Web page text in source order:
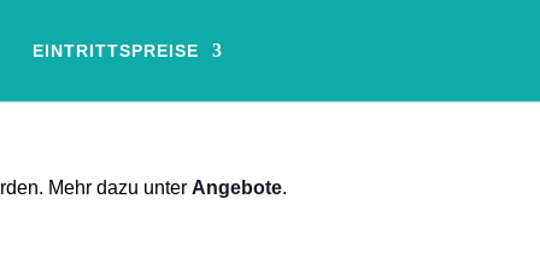
EINTRITTSPREISE
Mehr dazu unter Angebote.